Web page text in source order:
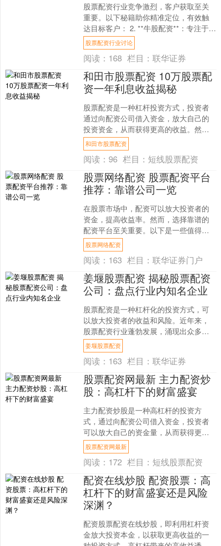
股票配资行业竞争激烈，客户获取至关
重要。以下秘籍助你精准定位，有效触
达目标客户： 2. **牛股配资**：专注于高
杠杆配资，提供高达10倍的杠杆。 **精
准定位....
股票配资行业讨论
阅读： 168 栏目：联华证券
和田市股票配资 10万股票配
资一年利息收益揭秘
股票配资是一种杠杆投资方式，投资者
通过向配资公司借入资金，放大自己的
投资资金，从而获得更高的收益。然
而，配资也伴随着一定的风险，其中利
息成本就是投资者需要考虑的....
和田市股票配资
阅读：96 栏目： 短线股票配资
股票网络配资 股票配资平台
推荐：靠谱公司一览
在股票市场中，配资可以放大投资者的
资金，提高收益率。然而，选择靠谱的
配资平台至关重要。以下是一些值得信
赖的股票配资平台： * **放大收益：**通
过杠杆效应，放....
股票网络配资
阅读： 163 栏目：联华证券门户
姜堰股票配资 揭秘股票配资
公司：盘点行业内知名企业
股票配资是一种杠杆化的投资方式，可
以放大投资者的收益和风险。近年来，
股票配资行业蓬勃发展，涌现出众多知
名企业。 * **资金放大：**配资神器提供
高达10倍的资....
姜堰股票配资
阅读： 163 栏目：联华证券
股票配资网最新 主力配资炒
股：高杠杆下的财富盛宴
主力配资炒股是一种高杠杆的投资方
式，通过向配资公司借入资金，投资者
可以放大自己的资金量，从而获得更高
的收益。然而，高杠杆也意味着更高的
风险，投资者需要谨慎操作。....
股票配资网最新
阅读： 172 栏目： 短线股票配资
配资在线炒股 配资股票：高
杠杆下的财富盛宴还是风险
深渊？
配资股票配资在线炒股，即利用杠杆资
金放大投资本金，以获取更高收益的一